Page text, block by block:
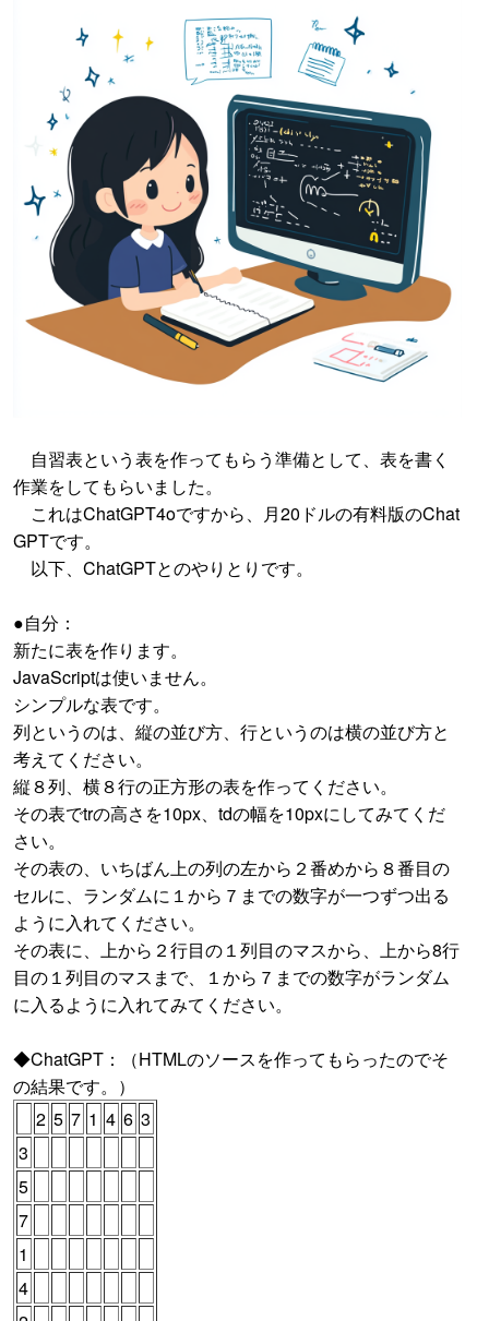
自習表という表を作ってもらう準備として、表を書く
作業をしてもらいました。
これはChatGPT4oですから、月20ドルの有料版のChat
GPTです。
以下、ChatGPTとのやりとりです。
●自分：
新たに表を作ります。
JavaScriptは使いません。
シンプルな表です。
列というのは、縦の並び方、行というのは横の並び方と
考えてください。
縦８列、横８行の正方形の表を作ってください。
その表でtrの高さを10px、tdの幅を10pxにしてみてくだ
さい。
その表の、いちばん上の列の左から２番めから８番目の
セルに、ランダムに１から７までの数字が一つずつ出る
ように入れてください。
その表に、上から２行目の１列目のマスから、上から8行
目の１列目のマスまで、１から７までの数字がランダム
に入るように入れてみてください。
◆ChatGPT：（HTMLのソースを作ってもらったのでそ
の結果です。）
2 5 7 1 4 6 3
3
5
7
1
4